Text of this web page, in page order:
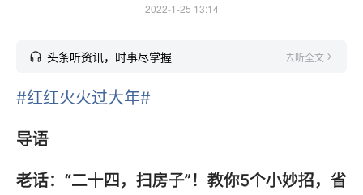
2022-1-25 13:14
头条听资讯，时事尽掌握 去听全文
#红红火火过大年#
导语
老话：“二十四，扫房子”！教你5个小妙招，省